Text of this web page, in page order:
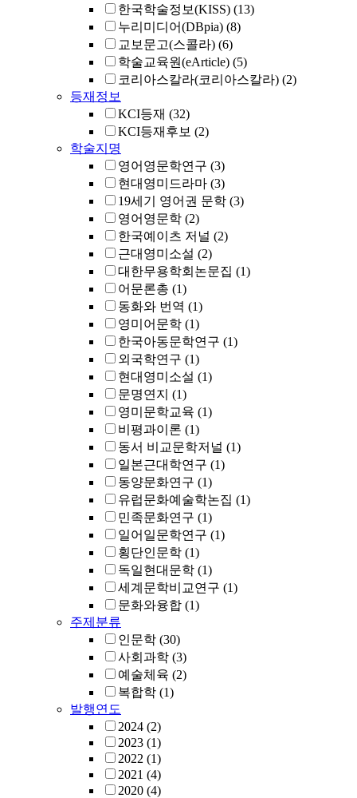
한국학술정보(KISS) (13)
누리미디어(DBpia) (8)
교보문고(스콜라) (6)
학술교육원(eArticle) (5)
코리아스칼라(코리아스칼라) (2)
등재정보
KCI등재 (32)
KCI등재후보 (2)
학술지명
영어영문학연구 (3)
현대영미드라마 (3)
19세기 영어권 문학 (3)
영어영문학 (2)
한국예이츠 저널 (2)
근대영미소설 (2)
대한무용학회논문집 (1)
어문론총 (1)
동화와 번역 (1)
영미어문학 (1)
한국아동문학연구 (1)
외국학연구 (1)
현대영미소설 (1)
문명연지 (1)
영미문학교육 (1)
비평과이론 (1)
동서 비교문학저널 (1)
일본근대학연구 (1)
동양문화연구 (1)
유럽문화예술학논집 (1)
민족문화연구 (1)
일어일문학연구 (1)
횡단인문학 (1)
독일현대문학 (1)
세계문학비교연구 (1)
문화와융합 (1)
주제분류
인문학 (30)
사회과학 (3)
예술체육 (2)
복합학 (1)
발행연도
2024 (2)
2023 (1)
2022 (1)
2021 (4)
2020 (4)